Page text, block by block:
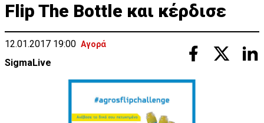
Flip The Bottle και κέρδισε
12.01.2017 19:00 Αγορά
SigmaLive